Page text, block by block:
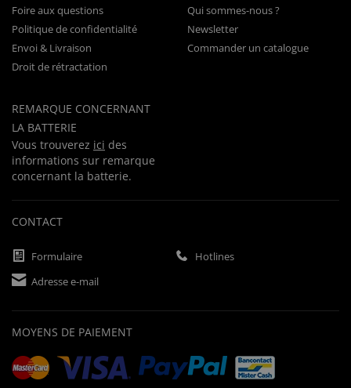
Foire aux questions
Politique de confidentialité
Envoi & Livraison
Droit de rétractation
REMARQUE CONCERNANT
LA BATTERIE
Vous trouverez ici des
informations sur remarque
concernant la batterie.
Qui sommes-nous ?
Newsletter
Commander un catalogue
CONTACT
Formulaire
Hotlines
Adresse e-mail
MOYENS DE PAIEMENT